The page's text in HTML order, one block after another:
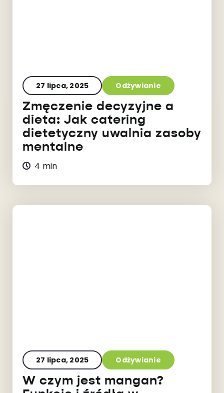
27 lipca, 2025 Odżywianie
Zmęczenie decyzyjne a
dieta: Jak catering
dietetyczny uwalnia zasoby
mentalne
4 min
27 lipca, 2025 Odżywianie
W czym jest mangan?